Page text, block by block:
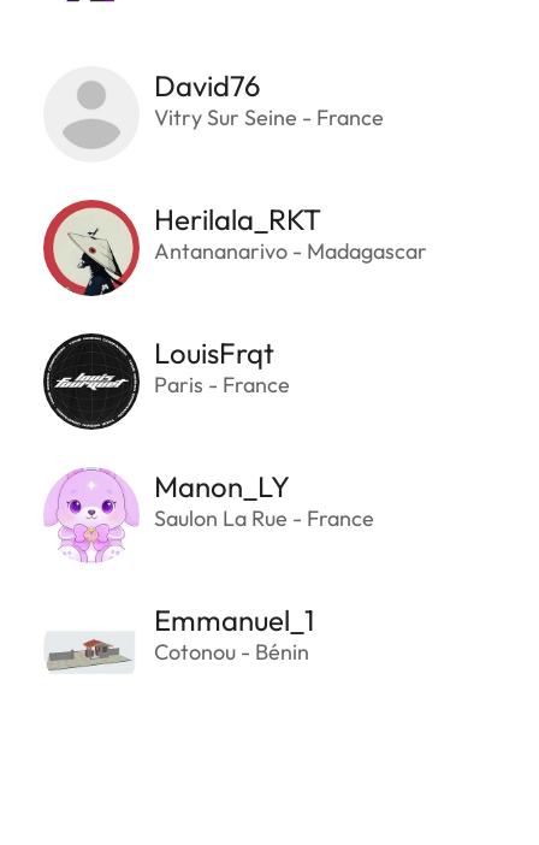
David76
Vitry Sur Seine - France
Herilala_RKT
Antananarivo - Madagascar
LouisFrqt
Paris - France
Manon_LY
Saulon La Rue - France
Emmanuel_1
Cotonou - Bénin